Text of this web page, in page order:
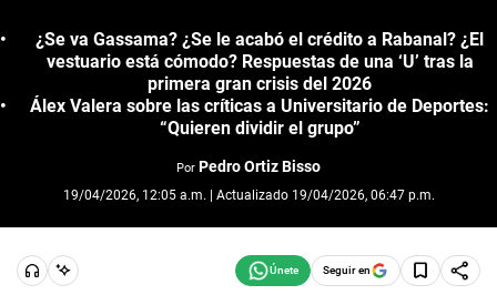
¿Se va Gassama? ¿Se le acabó el crédito a Rabanal? ¿El
vestuario está cómodo? Respuestas de una ‘U’ tras la
primera gran crisis del 2026
Álex Valera sobre las críticas a Universitario de Deportes:
“Quieren dividir el grupo”
Por Pedro Ortiz Bisso
19/04/2026, 12:05 a.m. | Actualizado 19/04/2026, 06:47 p.m.
Seguir en